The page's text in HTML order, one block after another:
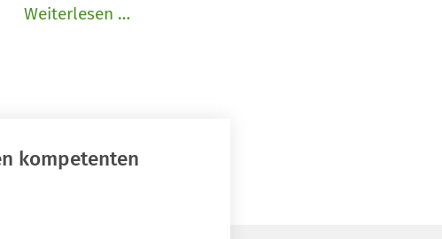
Weiterlesen …Schweizer
kompetenten